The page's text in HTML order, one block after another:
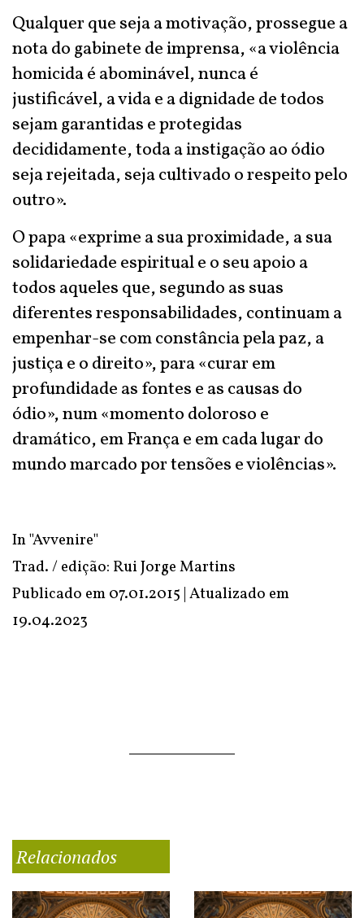
Qualquer que seja a motivação, prossegue a
nota do gabinete de imprensa, «a violência
homicida é abominável, nunca é
justificável, a vida e a dignidade de todos
sejam garantidas e protegidas
decididamente, toda a instigação ao ódio
seja rejeitada, seja cultivado o respeito pelo
outro».
O papa «exprime a sua proximidade, a sua
solidariedade espiritual e o seu apoio a
todos aqueles que, segundo as suas
diferentes responsabilidades, continuam a
empenhar-se com constância pela paz, a
justiça e o direito», para «curar em
profundidade as fontes e as causas do
ódio», num «momento doloroso e
dramático, em França e em cada lugar do
mundo marcado por tensões e violências».
In "Avvenire"
Trad. / edição: Rui Jorge Martins
Publicado em 07.01.2015 | Atualizado em
19.04.2023
Relacionados